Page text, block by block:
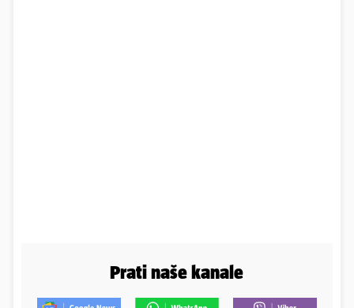
Prati naše kanale